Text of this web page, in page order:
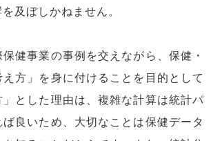
及ぼしかねません。
健事業の事例を交えながら、保健・
方」を身に付けることを目的として
とした理由は、複雑な計算は統計パ
良いため、大切なことは保健データ